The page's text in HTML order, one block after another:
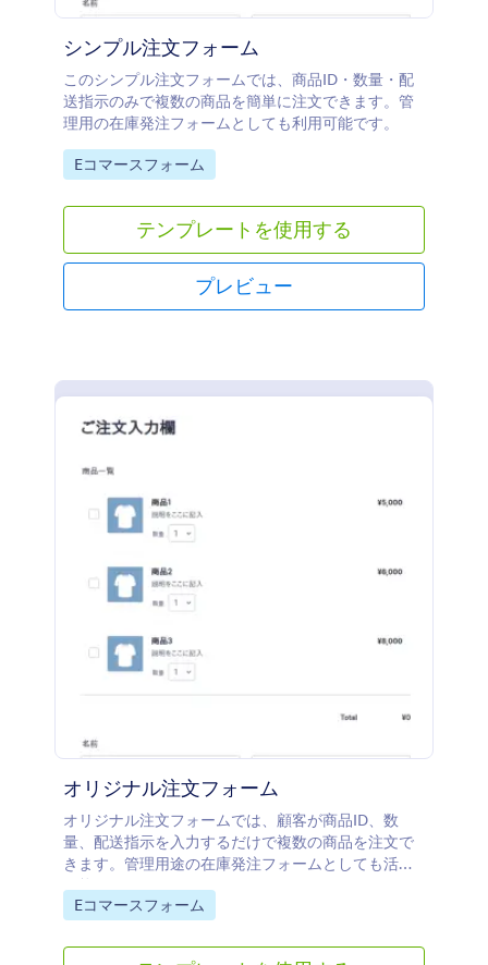
シンプル注文フォーム
このシンプル注文フォームでは、商品ID・数量・配
送指示のみで複数の商品を簡単に注文できます。管
理用の在庫発注フォームとしても利用可能です。
Go to Category:
Eコマースフォーム
テンプレートを使用する
プレビュー
オリジナル注文フォーム
オリジナル注文フォームでは、顧客が商品ID、数
量、配送指示を入力するだけで複数の商品を注文で
きます。管理用途の在庫発注フォームとしても活用
可能です。
Go to Category:
Eコマースフォーム